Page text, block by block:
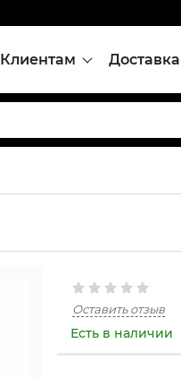
Клиентам Доставка
Оставить отзыв
Есть в наличии